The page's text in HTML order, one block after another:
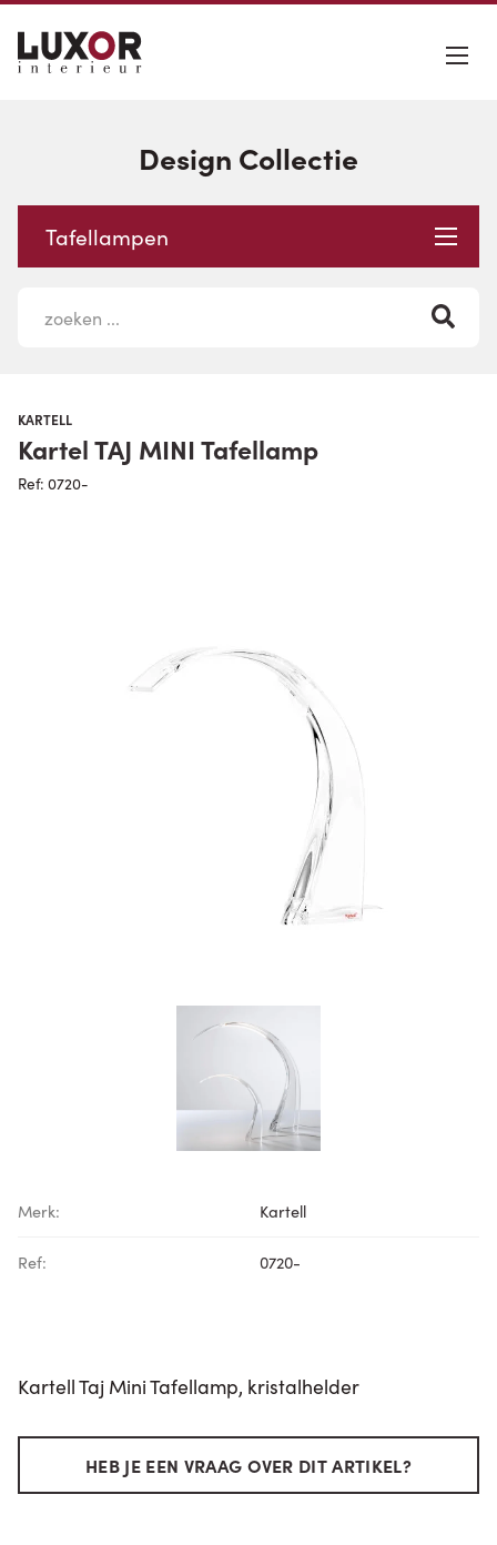
Design Collectie
Tafellampen
KARTELL
Kartel TAJ MINI Tafellamp
Ref: 0720-
Merk: Kartell
Ref: 0720-
Kartell Taj Mini Tafellamp, kristalhelder
HEB JE EEN VRAAG OVER DIT ARTIKEL?